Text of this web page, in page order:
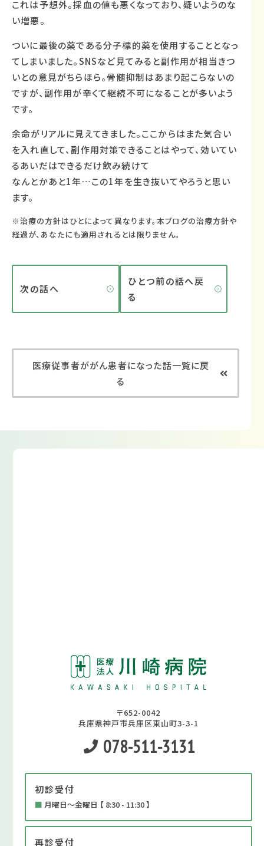
これは予想外。採血の値も悪くなっており、疑いようのな
い増悪。
ついに最後の薬である分子標的薬を使用することとなっ
てしまいました。SNSなど見てみると副作用が相当きつ
いとの意見がちらほら。骨髄抑制はあまり起こらないの
ですが、副作用が辛くて継続不可になることが多いよう
です。
余命がリアルに見えてきました。ここからはまた気合い
を入れ直して、副作用対策できることはやって、効いてい
るあいだはできるだけ飲み続けて
なんとかあと1年…この1年を生き抜いてやろうと思い
ます。
※治療の方針はひとによって異なります。本ブログの治療方針や
経過が、あなたにも適用されるとは限りません。
次の話へ
ひとつ前の話へ戻
る
医療従事者ががん患者になった話一覧に戻
る
〒652-0042
兵庫県神戸市兵庫区東山町3-3-1
078-511-3131
初診受付
■ 月曜日～金曜日 【 8:30 - 11:30 】
再診受付